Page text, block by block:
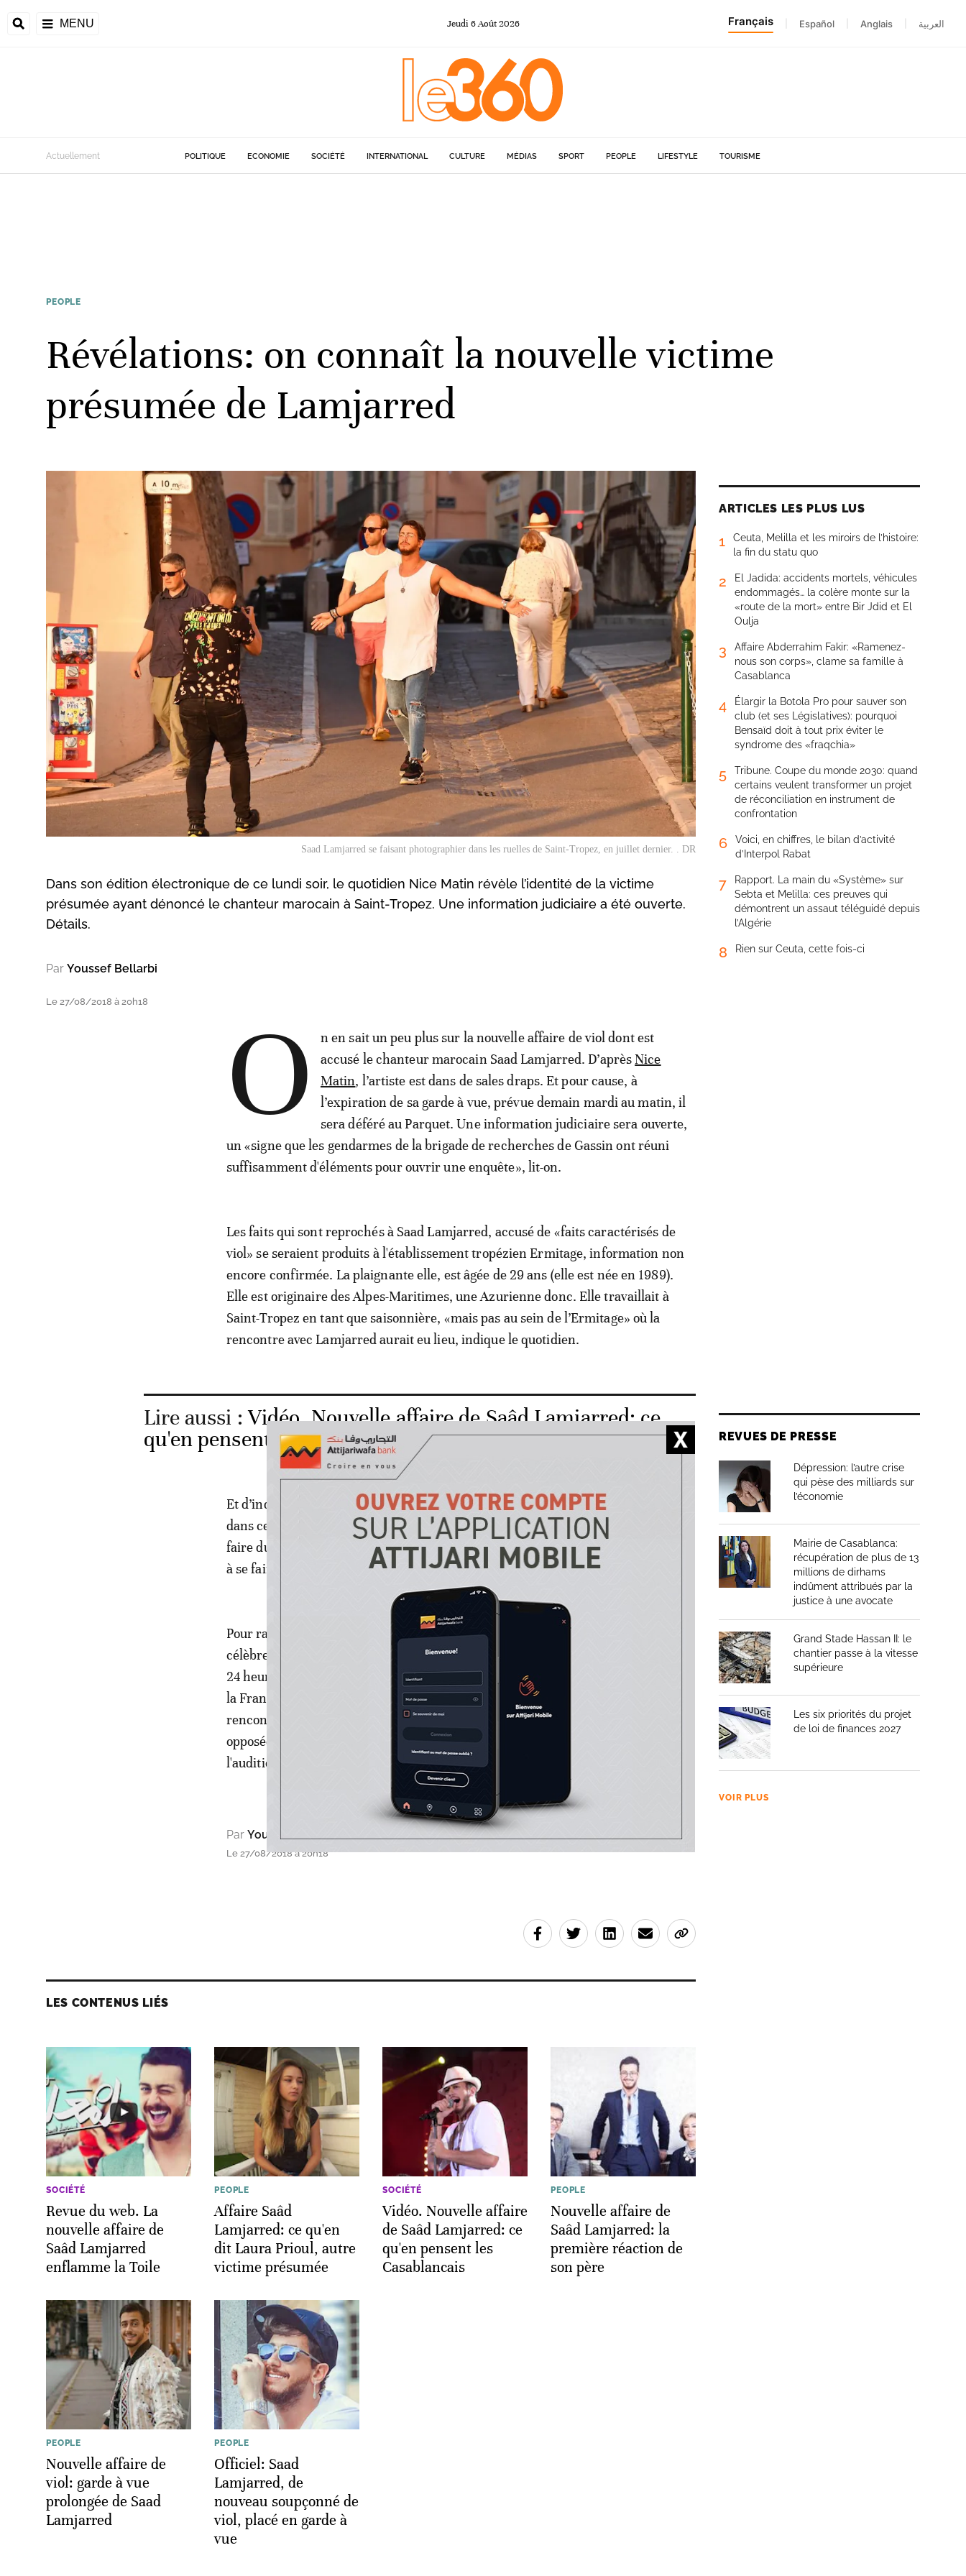
MENU Jeudi 6Août 2026 Français Español Anglais العربية
Actuellement POLITIQUE ECONOMIE SOCIÉTÉ INTERNATIONAL CULTURE MÉDIAS SPORT PEOPLE LIFESTYLE TOURISME
PEOPLE
Révélations: on connaît la nouvelle victime
présumée de Lamjarred
Saad Lamjarred se faisant photographier dans les ruelles de Saint-Tropez, en juillet dernier. . DR
Dans son édition électronique de ce lundi soir, le quotidien Nice Matin révèle l’identité de la victime
présumée ayant dénoncé le chanteur marocain à Saint-Tropez. Une information judiciaire a été ouverte.
Détails.
Par Youssef Bellarbi
Le 27/08/2018 à 20h18 O
n en sait un peu plus sur la nouvelle affaire de viol dont est
accusé le chanteur marocain Saad Lamjarred. D’après Nice
Matin, l’artiste est dans de sales draps. Et pour cause, à
l’expiration de sa garde à vue, prévue demain mardi au matin, il
sera déféré au Parquet. Une information judiciaire sera ouverte,
un «signe que les gendarmes de la brigade de recherches de Gassin ont réuni
suffisamment d'éléments pour ouvrir une enquête», lit-on.
Les faits qui sont reprochés à Saad Lamjarred, accusé de «faits caractérisés de
viol» se seraient produits à l'établissement tropézien Ermitage, information non
encore confirmée. La plaignante elle, est âgée de 29 ans (elle est née en 1989).
Elle est originaire des Alpes-Maritimes, une Azurienne donc. Elle travaillait à
Saint-Tropez en tant que saisonnière, «mais pas au sein de l’Ermitage» où la
rencontre avec Lamjarred aurait eu lieu, indique le quotidien.
Lire aussi :Vidéo. Nouvelle affaire de Saâd Lamjarred: ce
qu'en pensent les Casablancais
Et d’indiquer, photo à l’appui, que la star de la pop marocaine s’était déjà rendue
dans cette région en juillet. Il n’était d’ailleurs pas rare de la croiser, en train de
faire du shopping ou faire la fête la nuit. Tout comme elle prenait un malin plaisir
à se faire prendre en photo par un photographe attitré.
Pour rappel, la garde à vue du chanteur marocain, soupçonné de viol dans la
célèbre station française dans la nuit de samedi à dimanche, a été prolongée de
24 heures ce lundi matin. Le parquet de la ville de Draguignan, dans le sud-est de
la France, évoque "une affaire complexe" qui s'est déroulée "dans le cadre de
rencontres dans des établissements de nuit" avec "deux versions diamétralement
opposées (qui) s'entrechoquent", nécessitant "la poursuite des investigations et
l'audition de tout témoin utile".
Par Youssef Bellarbi
Le 27/08/2018 à 20h18
LES CONTENUS LIÉS
SOCIÉTÉ
Revue du web. La
nouvelle affaire de
Saâd Lamjarred
enflamme la Toile
PEOPLE
Affaire Saâd
Lamjarred: ce qu'en
dit Laura Prioul, autre
victime présumée
SOCIÉTÉ
Vidéo. Nouvelle affaire
de Saâd Lamjarred: ce
qu'en pensent les
Casablancais
PEOPLE
Nouvelle affaire de
Saâd Lamjarred: la
première réaction de
son père
PEOPLE
Nouvelle affaire de
viol: garde à vue
prolongée de Saad
Lamjarred
PEOPLE
Officiel: Saad
Lamjarred, de
nouveau soupçonné de
viol, placé en garde à
vue
ARTICLES LES PLUS LUS
1
Ceuta, Melilla et les miroirs de l’histoire:
la fin du statu quo
2
El Jadida: accidents mortels, véhicules
endommagés… la colère monte sur la
«route de la mort» entre Bir Jdid et El
Oulja
3
Affaire Abderrahim Fakir: «Ramenez-
nous son corps», clame sa famille à
Casablanca
4
Élargir la Botola Pro pour sauver son
club (et ses Législatives): pourquoi
Bensaïd doit à tout prix éviter le
syndrome des «fraqchia»
5
Tribune. Coupe du monde 2030: quand
certains veulent transformer un projet
de réconciliation en instrument de
confrontation
6
Voici, en chiffres, le bilan d’activité
d’Interpol Rabat
7
Rapport. La main du «Système» sur
Sebta et Melilla: ces preuves qui
démontrent un assaut téléguidé depuis
l’Algérie
8 Rien sur Ceuta, cette fois-ci
REVUES DE PRESSE
Dépression: l’autre crise
qui pèse des milliards sur
l’économie
Mairie de Casablanca:
récupération de plus de 13
millions de dirhams
indûment attribués par la
justice à une avocate
Grand Stade Hassan II: le
chantier passe à la vitesse
supérieure
Les six priorités du projet
de loi de finances 2027
VOIR PLUS